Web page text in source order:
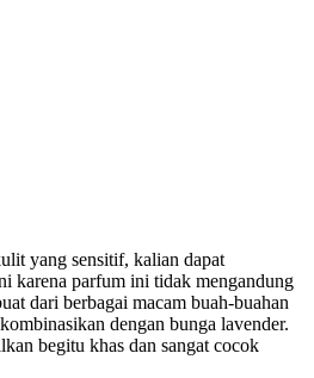
yang sensitif, kalian dapat
karena parfum ini tidak mengandung
dari berbagai macam buah-buahan
dengan bunga lavender.
begitu khas dan sangat cocok